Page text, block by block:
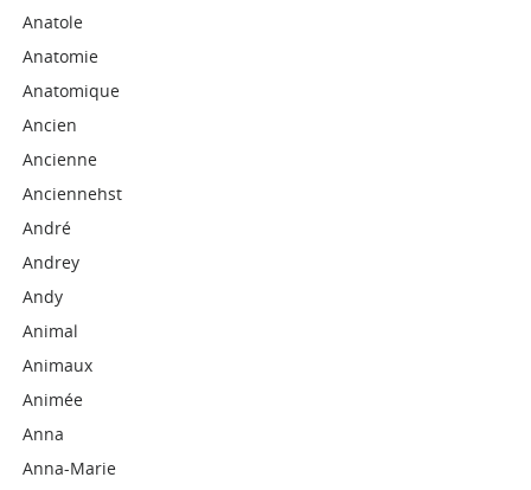
Anatole
Anatomie
Anatomique
Ancien
Ancienne
Anciennehst
André
Andrey
Andy
Animal
Animaux
Animée
Anna
Anna-Marie